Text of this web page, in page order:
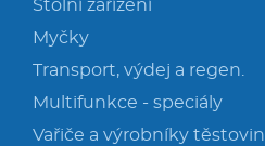
Stolní zařízení
Myčky
Transport, výdej a regen.
Multifunkce - speciály
Vařiče a výrobníky těstovin